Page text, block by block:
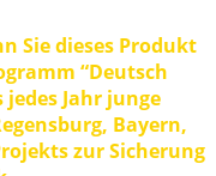
Sie dieses Produkt
“Deutsch
Jahr junge
Bayern,
zur Sicherung